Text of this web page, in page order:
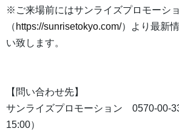
※ご来場前にはサンライズプロモーシ
（ https://sunrisetokyo.com/）より最新
い致します。
【問い合わせ先】
サンライズプロモーション 0570-00-
15:00）